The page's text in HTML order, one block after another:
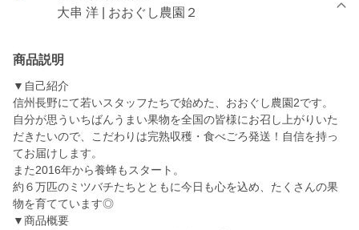
大串 洋 | おおぐし農園２
商品説明
▼自己紹介
信州長野にて若いスタッフたちで始めた、おおぐし農園2です。
自分が思ういちばんうまい果物を全国の皆様にお召し上がりいた
だきたいので、こだわりは完熟収穫・食べごろ発送！自信を持っ
てお届けします。
また2016年から養蜂もスタート。
約６万匹のミツバチたちとともに今日も心を込め、たくさんの果
物を育てています◎
▼商品概要